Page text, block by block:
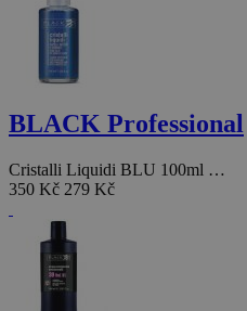
BLACK Professional
Cristalli Liquidi BLU 100ml …
350 Kč 279 Kč